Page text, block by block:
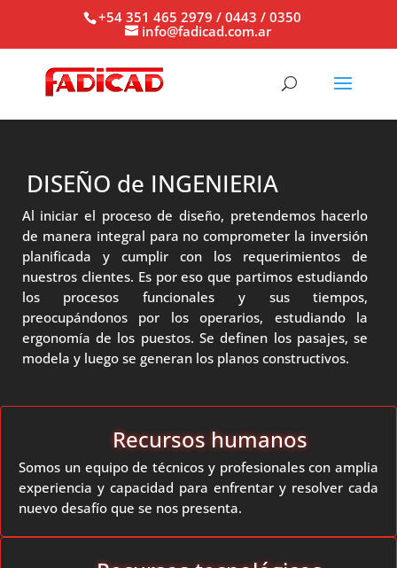
+54 351 465 2979 / 0443 / 0350
info@fadicad.com.ar
DISEÑO de INGENIERIA
Al iniciar el proceso de diseño, pretendemos hacerlo
de manera integral para no comprometer la inversión
planificada y cumplir con los requerimientos de
nuestros clientes. Es por eso que partimos estudiando
los procesos funcionales y sus tiempos,
preocupándonos por los operarios, estudiando la
ergonomía de los puestos. Se definen los pasajes, se
modela y luego se generan los planos constructivos.
Recursos humanos
Somos un equipo de técnicos y profesionales con amplia
experiencia y capacidad para enfrentar y resolver cada
nuevo desafío que se nos presenta.